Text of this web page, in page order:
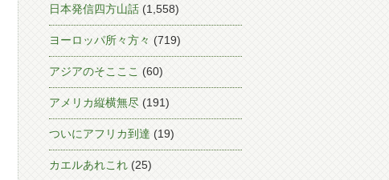
日本発信四方山話 (1,558)
ヨーロッパ所々方々 (719)
アジアのそこここ (60)
アメリカ縦横無尽 (191)
ついにアフリカ到達 (19)
カエルあれこれ (25)